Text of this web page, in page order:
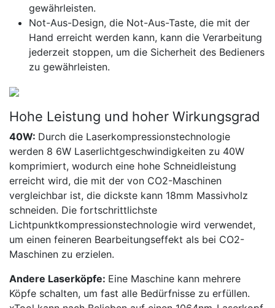
gewährleisten.
Not-Aus-Design, die Not-Aus-Taste, die mit der
Hand erreicht werden kann, kann die Verarbeitung
jederzeit stoppen, um die Sicherheit des Bedieners
zu gewährleisten.
Hohe Leistung und hoher Wirkungsgrad
40W: Durch die Laserkompressionstechnologie
werden 8 6W Laserlichtgeschwindigkeiten zu 40W
komprimiert, wodurch eine hohe Schneidleistung
erreicht wird, die mit der von CO2-Maschinen
vergleichbar ist, die dickste kann 18mm Massivholz
schneiden. Die fortschrittlichste
Lichtpunktkompressionstechnologie wird verwendet,
um einen feineren Bearbeitungseffekt als bei CO2-
Maschinen zu erzielen.
Andere Laserköpfe: Eine Maschine kann mehrere
Köpfe schalten, um fast alle Bedürfnisse zu erfüllen.